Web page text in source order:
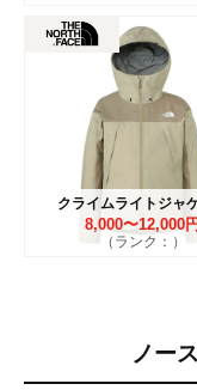
クライムライトジャ
8,000〜12,000円
（ランク：）
ノー